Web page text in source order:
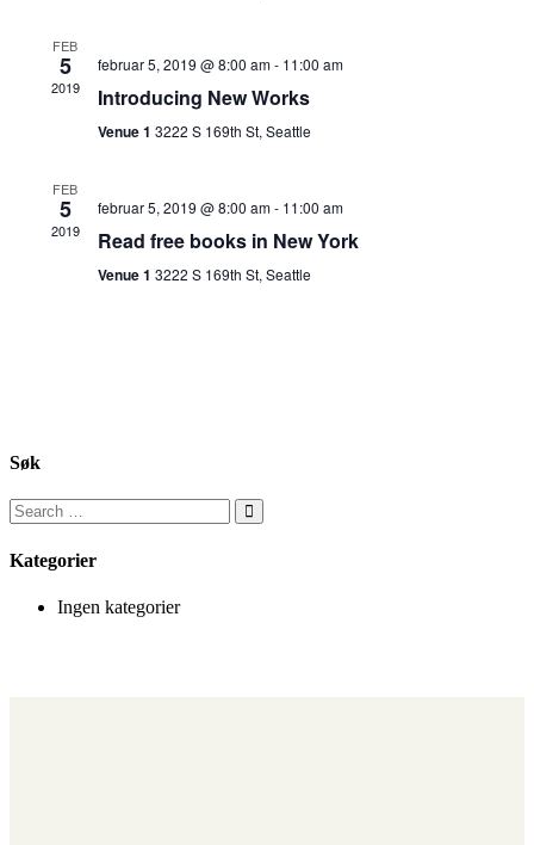
FEB
5
2019
februar 5, 2019 @ 8:00 am- 11:00 am
Introducing New Works
Venue 1 3222 S 169th St, Seattle
FEB
5
2019
februar 5, 2019 @ 8:00 am- 11:00 am
Read free books in New York
Venue 1 3222 S 169th St, Seattle
Søk
Kategorier
Ingen kategorier